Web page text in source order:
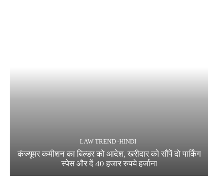
LAW TREND -HINDI
कंज्यूमर कमीशन का बिल्डर को आदेश, खरीदार को सौंपें दो पार्किंग
स्पेस और दें 40 हजार रुपये हर्जाना